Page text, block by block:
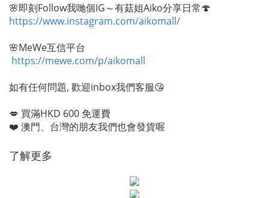
🌸即刻Follow我哋個IG～有菇姐Aiko分享日常🍄
https://www.instagram.com/aikomall/
🌸MeWe互信平台
https://mewe.com/p/aikomall
如有任何問題, 歡迎inbox我們客服😘
💋 買滿HKD 600 免運費
❤️ 澳門、台灣的朋友我們也會發貨喔
了解更多